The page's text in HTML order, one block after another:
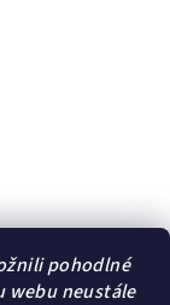
pohodlné
webu neustále